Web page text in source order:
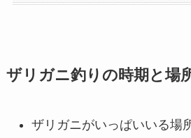
ザリガニ釣りの時期と場
ザリガニがいっぱいいる場